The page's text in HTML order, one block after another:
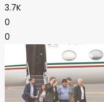
3.7K
0
0